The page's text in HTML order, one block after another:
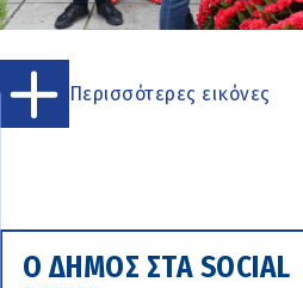
Περισσότερες εικόνες
Ο ΔΗΜΟΣ ΣΤΑ SOCIAL